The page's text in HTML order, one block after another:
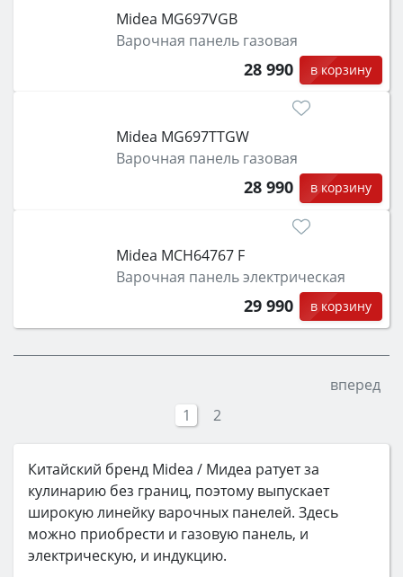
Midea MG697VGB
Варочная панель газовая
28 990 в корзину
Midea MG697TTGW
Варочная панель газовая
28 990 в корзину
Midea MCH64767 F
Варочная панель электрическая
29 990 в корзину
вперед
1
2
Китайский бренд Midea / Мидеа ратует за
кулинарию без границ, поэтому выпускает
широкую линейку варочных панелей. Здесь
можно приобрести и газовую панель, и
электрическую, и индукцию.